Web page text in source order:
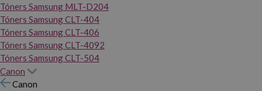
Tóners Samsung MLT-D204
Tóners Samsung CLT-404
Tóners Samsung CLT-406
Tóners Samsung CLT-4092
Tóners Samsung CLT-504
Canon
Canon